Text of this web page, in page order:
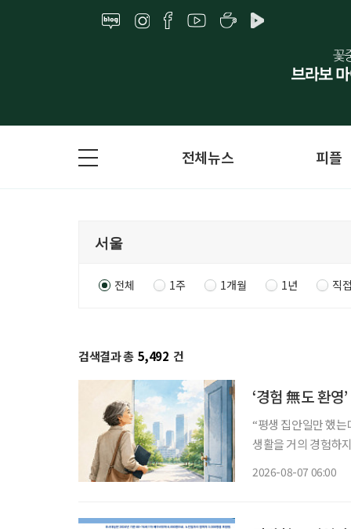
전체뉴스 피플
전체 1주 1개월 1년 직
검색결과 총 5,492 건
‘경험 無도 환영
“평생 집안일만 했
생활을 거의 경험하
2026-08-07 06:00